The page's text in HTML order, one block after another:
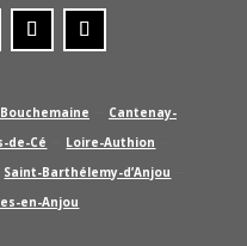
Bouchemaine
Cantenay-
de-Cé Loire-Authion
Saint-Barthélemy-d’Anjou
en-Anjou